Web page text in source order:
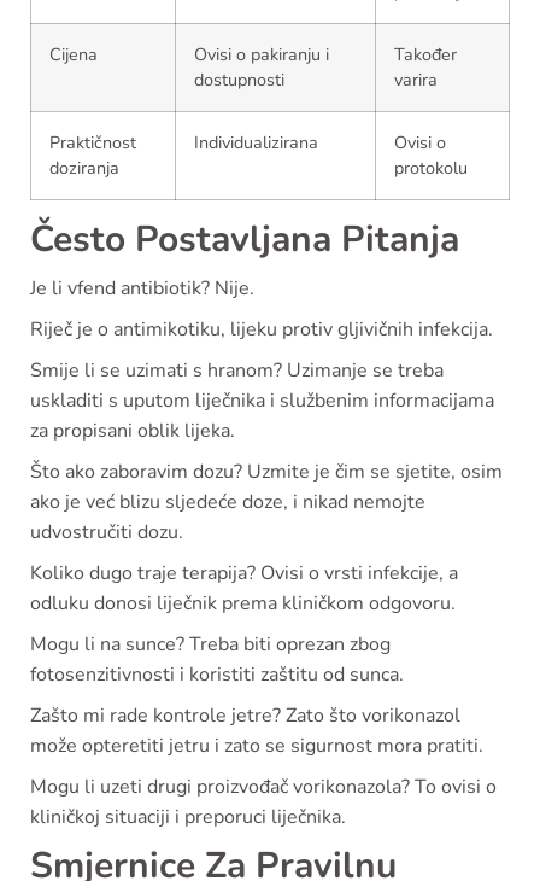
Cijena
Ovisi o pakiranju i
dostupnosti
Također
varira
Praktičnost
doziranja
Individualizirana
Ovisi o
protokolu
Često Postavljana Pitanja
Je li vfend antibiotik? Nije.
Riječ je o antimikotiku, lijeku protiv gljivičnih infekcija.
Smije li se uzimati s hranom? Uzimanje se treba
uskladiti s uputom liječnika i službenim informacijama
za propisani oblik lijeka.
Što ako zaboravim dozu? Uzmite je čim se sjetite, osim
ako je već blizu sljedeće doze, i nikad nemojte
udvostručiti dozu.
Koliko dugo traje terapija? Ovisi o vrsti infekcije, a
odluku donosi liječnik prema kliničkom odgovoru.
Mogu li na sunce? Treba biti oprezan zbog
fotosenzitivnosti i koristiti zaštitu od sunca.
Zašto mi rade kontrole jetre? Zato što vorikonazol
može opteretiti jetru i zato se sigurnost mora pratiti.
Mogu li uzeti drugi proizvođač vorikonazola? To ovisi o
kliničkoj situaciji i preporuci liječnika.
Smjernice Za Pravilnu